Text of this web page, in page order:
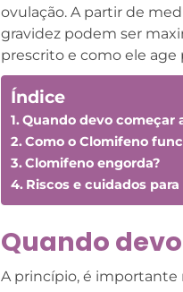
ovulação. A partir de
gravidez podem ser
prescrito e como ele age
Índice
Quando devo começar
Como o Clomifeno
Clomifeno engorda?
Riscos e cuidados
Quando
A princípio, é importante